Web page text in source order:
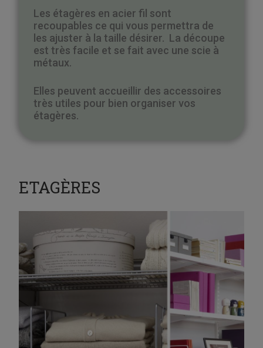
Les étagères en acier fil sont
recoupables ce qui vous permettra de
les ajuster à la taille désirer. La découpe
est très facile et se fait avec une scie à
métaux.
Elles peuvent accueillir des accessoires
très utiles pour bien organiser vos
étagères.
ETAGÈRES